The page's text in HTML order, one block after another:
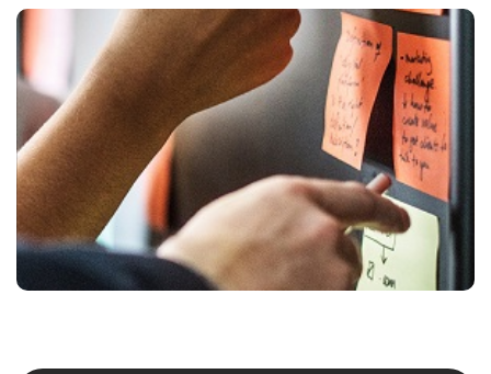
We ondersteunen directieleden, management teams, HR
professionals, preventie-adviseurs, enz. in het uittekenen van een
welzijns- of werkgeluk-beleid, het bepalen van prioriteiten en het
uitrollen van de gekozen activiteiten.
Meer weten?